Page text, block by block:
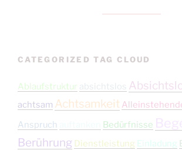
CATEGORIZED TAG CLOUD
Ablaufstruktur absichtslos
achtsam Achtsamkeit
Anspruch
Bedürfnisse
Berührung Dienstleistung Einladung